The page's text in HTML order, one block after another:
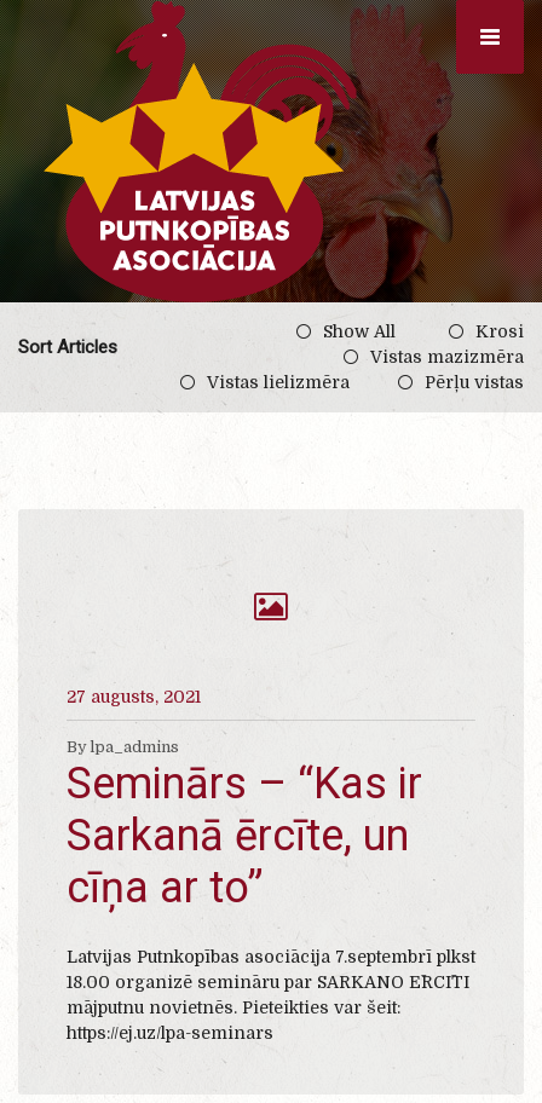
Sort Articles
Show All
Krosi
Vistas mazizmēra
Vistas lielizmēra
Pērļu vistas
27 augusts, 2021
By lpa_admins
Seminārs – “Kas ir
Sarkanā ērcīte, un
cīņa ar to”
Latvijas Putnkopības asociācija 7.septembrī plkst
18.00 organizē semināru par SARKANO ĒRCĪTI
mājputnu novietnēs. Pieteikties var šeit:
https://ej.uz/lpa-seminars